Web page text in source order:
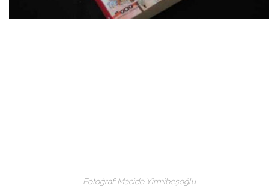
Fotoğraf: Macide Yirmibeşoğlu